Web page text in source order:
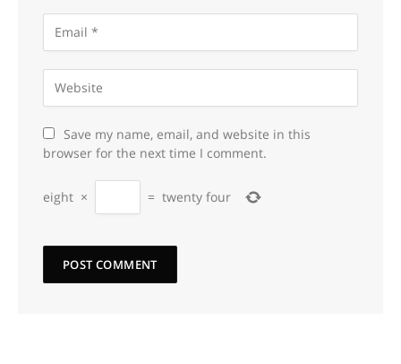
Save my name, email, and website in this
browser for the next time I comment.
eight × = twenty four